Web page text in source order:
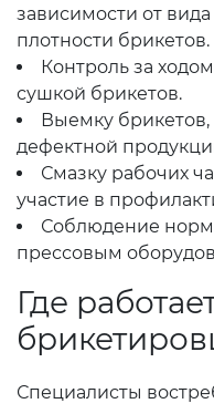
зависимости от
плотности брикетов.
Контроль за
сушкой брикетов.
Выемку брикетов,
дефектной
Смазку рабочих
участие в
Соблюдение норм
прессовым
Где
Специалисты